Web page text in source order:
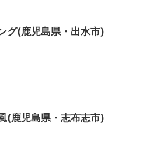
グ(鹿児島県・出水市)
(鹿児島県・志布志市)